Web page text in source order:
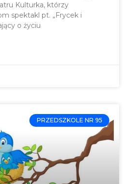
Kulturka, którzy
spektakl pt. „Frycek i
o życiu
PRZEDSZKOLE NR 95